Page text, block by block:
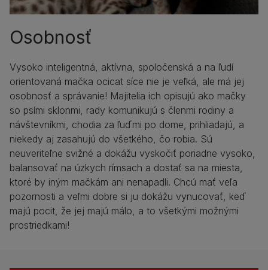
Osobnosť
Vysoko inteligentná, aktívna, spoločenská a na ľudí
orientovaná mačka ocicat síce nie je veľká, ale má jej
osobnosť a správanie! Majitelia ich opisujú ako mačky
so psími sklonmi, rady komunikujú s členmi rodiny a
návštevníkmi, chodia za ľuďmi po dome, prihliadajú, a
niekedy aj zasahujú do všetkého, čo robia. Sú
neuveriteľne svižné a dokážu vyskočiť poriadne vysoko,
balansovať na úzkych rímsach a dostať sa na miesta,
ktoré by iným mačkám ani nenapadli. Chcú mať veľa
pozornosti a veľmi dobre si ju dokážu vynucovať, keď
majú pocit, že jej majú málo, a to všetkými možnými
prostriedkami!